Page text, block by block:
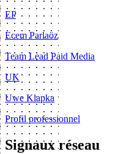
EP
Ecem Parlaöz
Team Lead Paid Media
UK
Uwe Klapka
Profil professionnel
Signaux réseau